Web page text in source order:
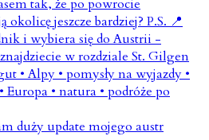
duży update mojego austr